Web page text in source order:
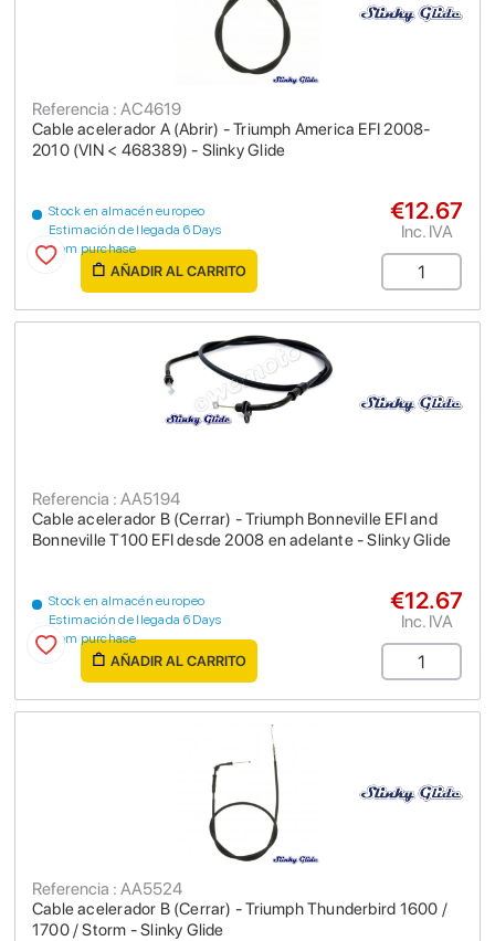
Cable acelerador A (Abrir) - Triumph America EFI 2008-
2010 (VIN < 468389) - Slinky Glide
Referencia : AC4619
Stock en almacén europeo
Estimación de llegada 6 Days
from purchase
€12.67
Inc. IVA
AÑADIR AL CARRITO
Cable acelerador B (Cerrar) - Triumph Bonneville EFI and
Bonneville T100 EFI desde 2008 en adelante - Slinky Glide
Referencia : AA5194
Stock en almacén europeo
Estimación de llegada 6 Days
from purchase
€12.67
Inc. IVA
AÑADIR AL CARRITO
Cable acelerador B (Cerrar) - Triumph Thunderbird 1600 /
1700 / Storm - Slinky Glide
Referencia : AA5524